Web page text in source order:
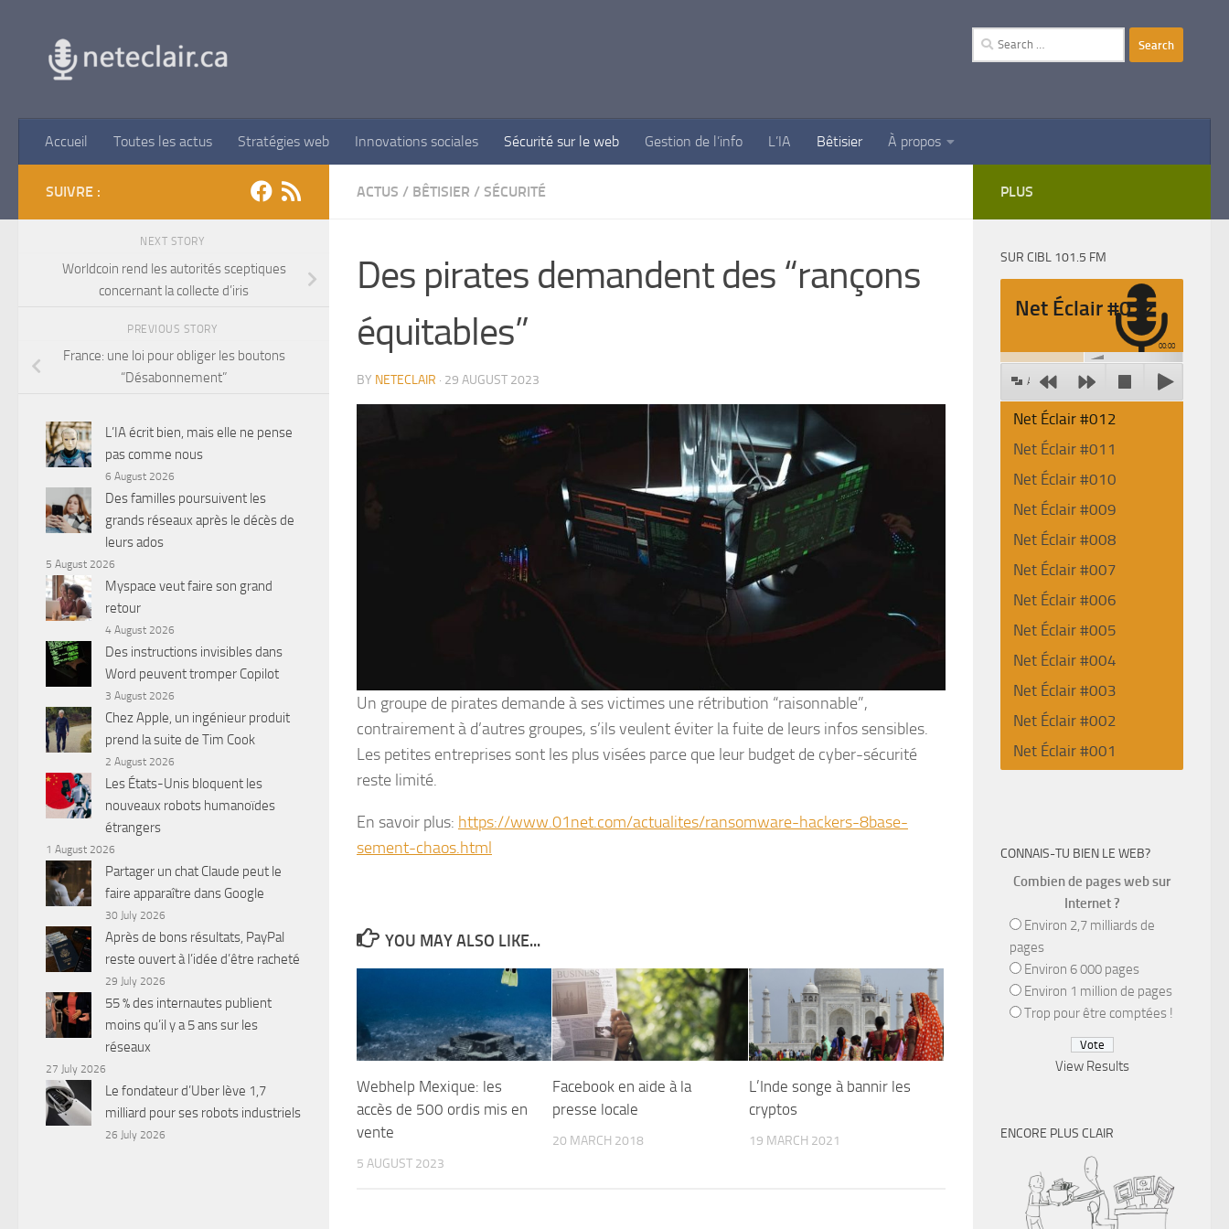
Search
for:
Accueil Toutes les actus Stratégies web Innovations sociales Sécurité sur le web Gestion de l’info L’IA Bêtisier À propos
ACTUS / BÊTISIER / SÉCURITÉ
Des pirates demandent des “rançons
équitables”
BY NETECLAIR · 29 AUGUST 2023
Un groupe de pirates demande à ses victimes une rétribution “raisonnable”,
contrairement à d’autres groupes, s’ils veulent éviter la fuite de leurs infos sensibles.
Les petites entreprises sont les plus visées parce que leur budget de cyber-sécurité
reste limité.
En savoir plus: https://www.01net.com/actualites/ransomware-hackers-8base-
sement-chaos.html
YOU MAY ALSO LIKE...
Webhelp Mexique: les
accès de 500 ordis mis en
vente
5 AUGUST 2023
Facebook en aide à la
presse locale
20 MARCH 2018
L’Inde songe à bannir les
cryptos
19 MARCH 2021
SUIVRE :
NEXT STORY
Worldcoin rend les autorités sceptiques
concernant la collecte d’iris
PREVIOUS STORY
France: une loi pour obliger les boutons
“Désabonnement”
L’IA écrit bien, mais elle ne pense
pas comme nous
6 August 2026
Des familles poursuivent les
grands réseaux après le décès de
leurs ados
5 August 2026
Myspace veut faire son grand
retour
4 August 2026
Des instructions invisibles dans
Word peuvent tromper Copilot
3 August 2026
Chez Apple, un ingénieur produit
prend la suite de Tim Cook
2 August 2026
Les États-Unis bloquent les
nouveaux robots humanoïdes
étrangers
1 August 2026
Partager un chat Claude peut le
faire apparaître dans Google
30 July 2026
Après de bons résultats, PayPal
reste ouvert à l’idée d’être racheté
29 July 2026
55 % des internautes publient
moins qu’il y a 5 ans sur les
réseaux
27 July 2026
Le fondateur d’Uber lève 1,7
milliard pour ses robots industriels
26 July 2026
PLUS
SUR CIBL 101.5 FM
Net Éclair #012
00:00
Agrandir
Net Éclair #012
Net Éclair #011
Net Éclair #010
Net Éclair #009
Net Éclair #008
Net Éclair #007
Net Éclair #006
Net Éclair #005
Net Éclair #004
Net Éclair #003
Net Éclair #002
Net Éclair #001
CONNAIS-TU BIEN LE WEB?
Combien de pages web sur
Internet ?
Environ 2,7 milliards de
pages
Environ 6 000 pages
Environ 1 million de pages
Trop pour être comptées !
View Results
ENCORE PLUS CLAIR